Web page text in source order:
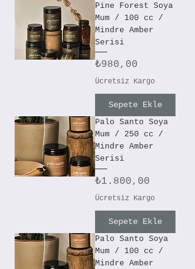
Pine Forest Soya
Mum / 100 cc /
Mindre Amber
Serisi
Fiyat
₺980,00
Ücretsiz Kargo
Sepete Ekle
Palo Santo Soya
Mum / 250 cc /
Mindre Amber
Serisi
Fiyat
₺1.800,00
Ücretsiz Kargo
Sepete Ekle
Palo Santo Soya
Mum / 100 cc /
Mindre Amber